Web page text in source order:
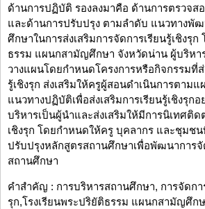
ด้านการปฏิบัติ รองลงมาคือ ด้านการตรวจส
และด้านการปรับปรุง ตามลำดับ แนวทางพั
ศึกษาในการส่งเสริมการจัดการเรียนรู้เชิงรุก
ธรรม แผนกสามัญศึกษา จังหวัดน่าน ผู้บริหา
วางแผนโดยกำหนดโครงการหรือกิจกรรมที่ส่
รู้เชิงรุก ส่งเสริมให้ครูผู้สอนดำเนินการตาม
แนวทางปฏิบัติเพื่อส่งเสริมการเรียนรู้เชิงรุก
บริหารเป็นผู้นำและส่งเสริมให้มีการนิเทศติด
เชิงรุก โดยกำหนดให้ครู บุคลากร และชุมช
ปรับปรุงหลักสูตรสถานศึกษาเพื่อพัฒนาการจั
สถานศึกษา
คำสำคัญ : การบริหารสถานศึกษา, การจัดกา
รุก,โรงเรียนพระปริยัติธรรม แผนกสามัญศึก